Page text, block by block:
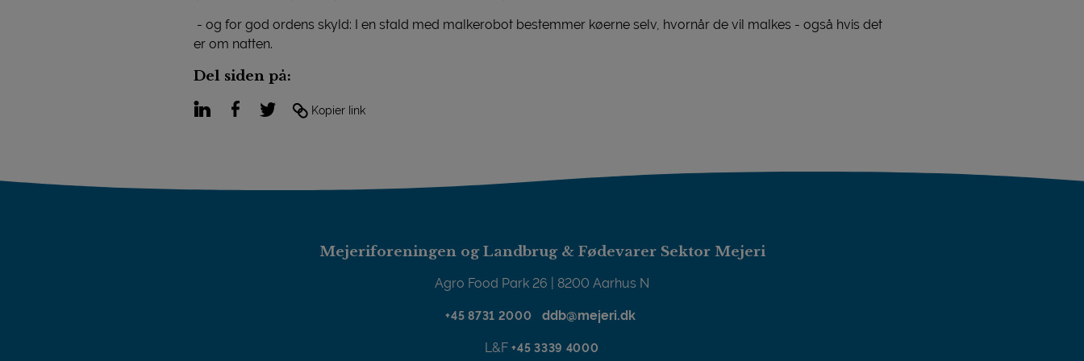
- og for god ordens skyld: I en stald med malkerobot bestemmer køerne selv, hvornår de vil malkes - også hvis det
er om natten.
Del siden på:
LinkedInFacebook
TwitterKopier link
Mejeriforeningen og Landbrug & Fødevarer Sektor Mejeri
Agro Food Park 26 | 8200 Aarhus N
+45 8731 2000 ddb@mejeri.dk
L&F+45 3339 4000